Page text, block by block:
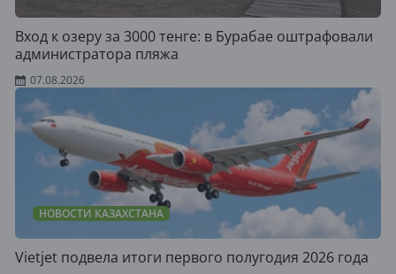
Вход к озеру за 3000 тенге: в Бурабае оштрафовали
администратора пляжа
07.08.2026
НОВОСТИ КАЗАХСТАНА
Vietjet подвела итоги первого полугодия 2026 года